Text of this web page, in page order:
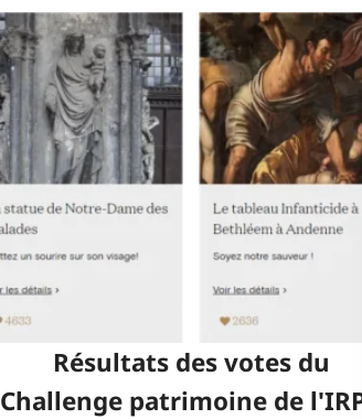
Résultats des votes du
Challenge patrimoine de